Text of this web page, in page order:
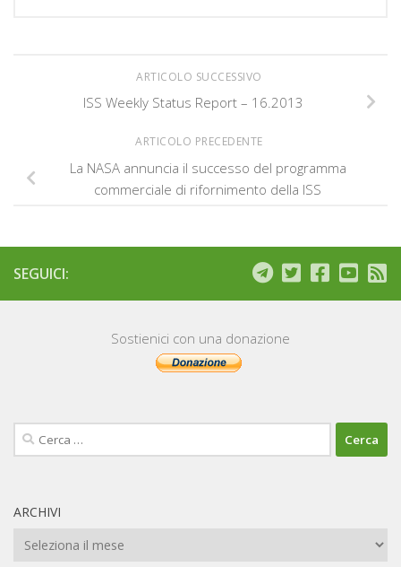
ARTICOLO SUCCESSIVO
ISS Weekly Status Report – 16.2013
ARTICOLO PRECEDENTE
La NASA annuncia il successo del programma
commerciale di rifornimento della ISS
SEGUICI:
Sostienici con una donazione
Ricerca
per:
ARCHIVI
Archivi